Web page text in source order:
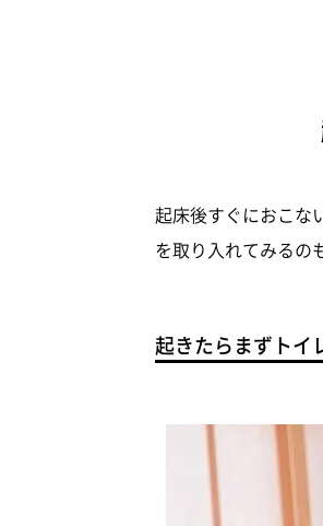
起床後すぐにおこな
を取り入れてみるの
起きたらまずトイ